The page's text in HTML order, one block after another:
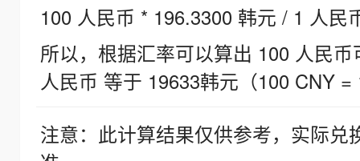
100 人民币 * 196.3300 韩元 / 1 人民
所以，根据汇率可以算出 100 人民
人民币 等于 19633韩元（100 CNY =
注意：此计算结果仅供参考，实际